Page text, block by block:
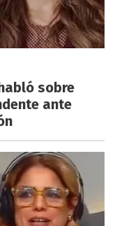
sobre
ante